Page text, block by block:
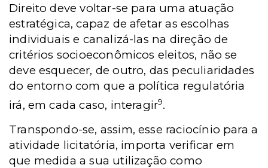
Direito deve voltar-se para uma atuação
estratégica, capaz de afetar as escolhas
individuais e canalizá-las na direção de
critérios socioeconômicos eleitos, não se
deve esquecer, de outro, das peculiaridades
do entorno com que a política regulatória
irá, em cada caso, interagir9.
Transpondo-se, assim, esse raciocínio para a
atividade licitatória, importa verificar em
que medida a sua utilização como